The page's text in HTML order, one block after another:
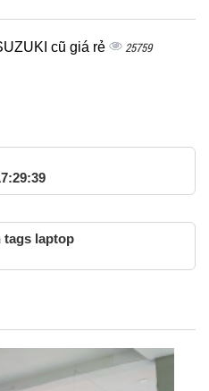
cũ giá rẻ 25759
tags laptop